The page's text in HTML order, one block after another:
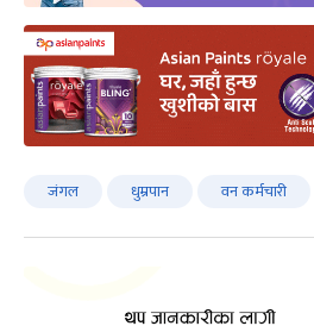
जंगल धुम्रपान वन कर्मचारी